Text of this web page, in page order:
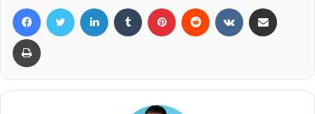
FacebookTwitter LinkedIn Tumblr Pinterest Reddit VKontakte
Imprimir